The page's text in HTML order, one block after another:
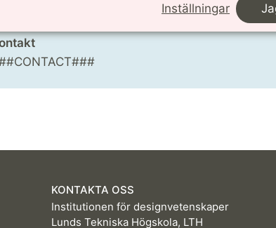
Inställningar
KONTAKTA OSS
Institutionen för designvetenskaper
Lunds Tekniska Högskola, LTH